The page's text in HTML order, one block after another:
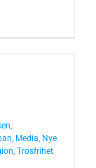
,
, Media, Nye
, Trosfrihet